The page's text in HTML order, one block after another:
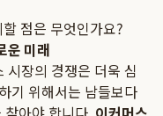
점은 무엇인가요?
운 미래
시장의 경쟁은 더욱 심
기 위해서는 남들보다